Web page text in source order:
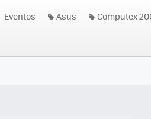
Eventos Asus Computex